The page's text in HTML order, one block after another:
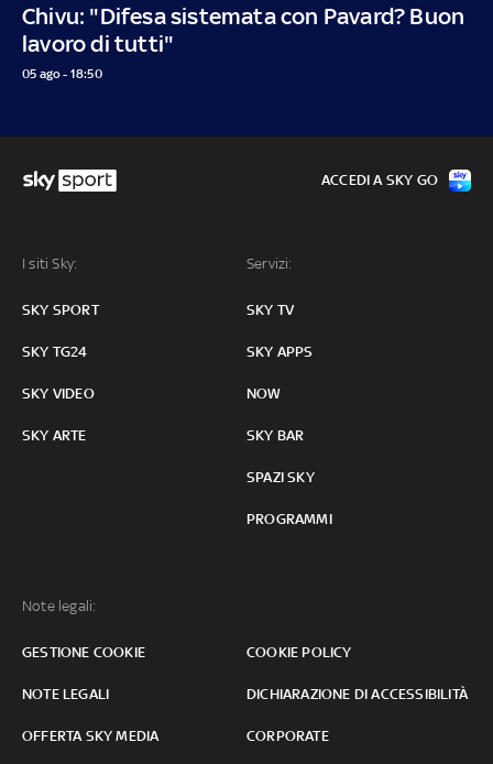
Chivu: "Difesa sistemata con Pavard? Buon
lavoro di tutti"
05 ago - 18:50
I siti Sky:
SKY SPORT
SKY TG24
SKY VIDEO
SKY ARTE
Servizi:
SKY TV
SKY APPS
NOW
SKY BAR
SPAZI SKY
PROGRAMMI
Note legali:
GESTIONE COOKIE COOKIE POLICY
NOTE LEGALI DICHIARAZIONE DI ACCESSIBILITÀ
OFFERTA SKY MEDIA CORPORATE
ACCEDI A SKY GO